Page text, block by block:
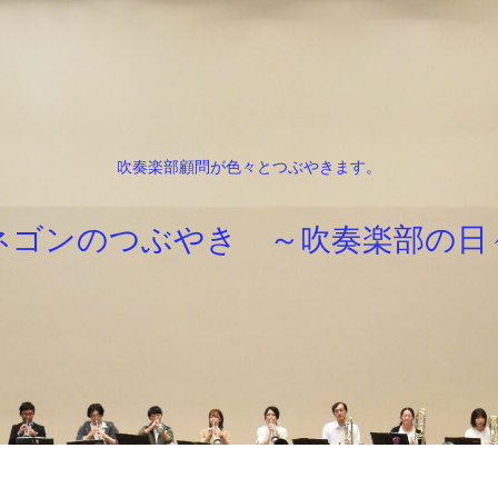
吹奏楽部顧問が色々とつぶやきます。
ゴンのつぶやき ～吹奏楽部の日